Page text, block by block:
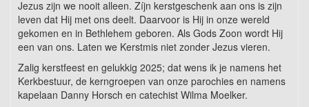
Jezus zijn we nooit alleen. Zíjn kerstgeschenk aan ons is zijn
leven dat Hij met ons deelt. Daarvoor is Hij in onze wereld
gekomen en in Bethlehem geboren. Als Gods Zoon wordt Hij
een van ons. Laten we Kerstmis niet zonder Jezus vieren.
Zalig kerstfeest en gelukkig 2025; dat wens ik je namens het
Kerkbestuur, de kerngroepen van onze parochies en namens
kapelaan Danny Horsch en catechist Wilma Moelker.